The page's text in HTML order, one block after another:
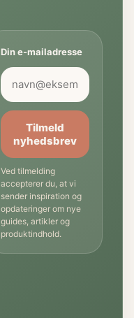
Din e-mailadresse
Tilmeld
nyhedsbrev
Ved tilmelding
accepterer du, at vi
sender inspiration og
opdateringer om nye
guides, artikler og
produktindhold.